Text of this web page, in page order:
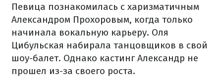
Певица познакомилась с харизматичным
Александром Прохоровым, когда только
начинала вокальную карьеру. Оля
Цибульская набирала танцовщиков в свой
шоу-балет. Однако кастинг Александр не
прошел из-за своего роста.